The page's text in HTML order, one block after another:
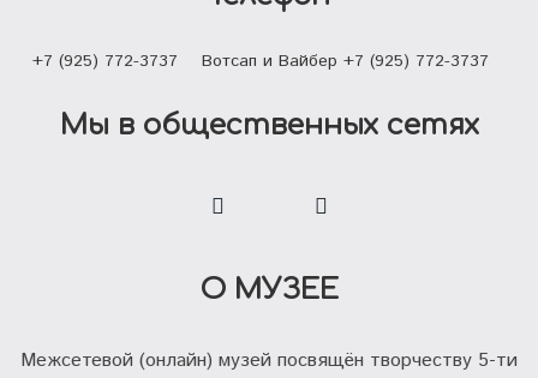
О МУЗЕЕ
Межсетевой (онлайн) музей посвящён творчеству 5-ти
+7 (925) 772-3737 Вотсап и Вайбер +7 (925) 772-3737
Мы в общественных сетях